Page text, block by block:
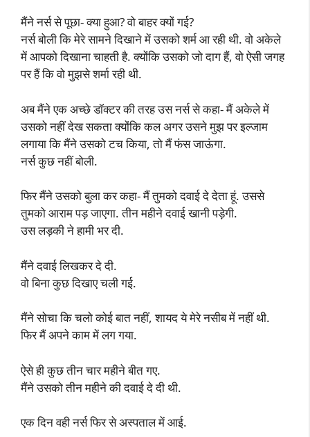
मैंने नर्स से पूछा- क्या हुआ? वो बाहर क्यों गई?
नर्स बोली कि मेरे सामने दिखाने में उसको शर्म आ रही थी. वो अकेले
में आपको दिखाना चाहती है. क्योंकि उसको जो दाग हैं, वो ऐसी जगह
पर हैं कि वो मुझसे शर्मा रही थी.
अब मैंने एक अच्छे डॉक्टर की तरह उस नर्स से कहा- मैं अकेले में
उसको नहीं देख सकता क्योंकि कल अगर उसने मुझ पर इल्जाम
लगाया कि मैंने उसको टच किया, तो मैं फंस जाऊंगा.
नर्स कुछ नहीं बोली.
फिर मैंने उसको बुला कर कहा- मैं तुमको दवाई दे देता हूं. उससे
तुमको आराम पड़ जाएगा. तीन महीने दवाई खानी पड़ेगी.
उस लड़की ने हामी भर दी.
मैंने दवाई लिखकर दे दी.
वो बिना कुछ दिखाए चली गई.
मैंने सोचा कि चलो कोई बात नहीं, शायद ये मेरे नसीब में नहीं थी.
फिर मैं अपने काम में लग गया.
ऐसे ही कुछ तीन चार महीने बीत गए.
मैंने उसको तीन महीने की दवाई दे दी थी.
एक दिन वही नर्स फिर से अस्पताल में आई.